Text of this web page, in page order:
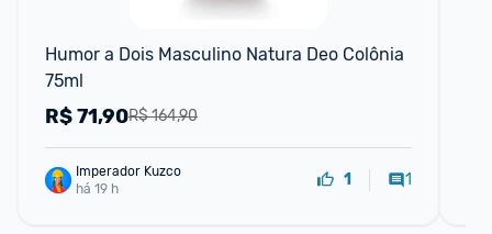
Humor a Dois Masculino Natura Deo Colônia
75ml
R$ 164,90
R$71,90
Imperador Kuzco
há 19 h
1 1